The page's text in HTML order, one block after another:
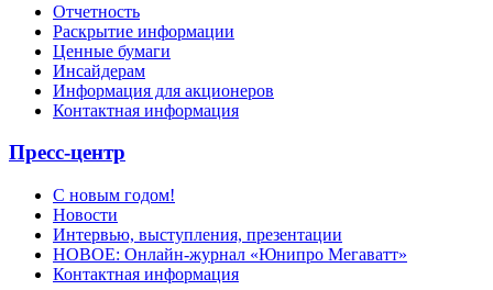
Отчетность
Раскрытие информации
Ценные бумаги
Инсайдерам
Информация для акционеров
Контактная информация
Пресс-центр
С новым годом!
Новости
Интервью, выступления, презентации
НОВОЕ: Онлайн-журнал «Юнипро Мегаватт»
Контактная информация